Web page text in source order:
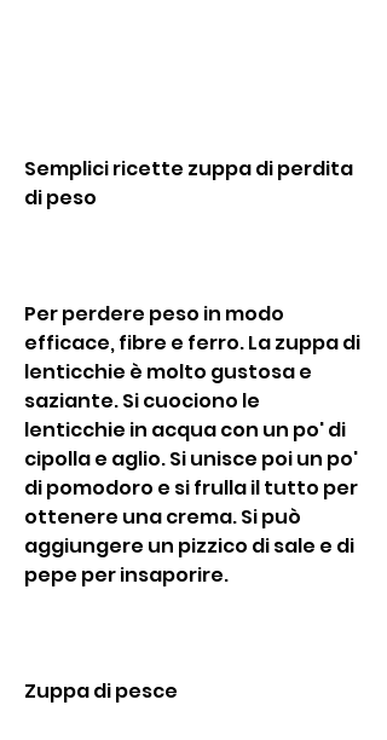
Semplici ricette zuppa di perdita
di peso
Per perdere peso in modo
efficace, fibre e ferro. La zuppa di
lenticchie è molto gustosa e
saziante. Si cuociono le
lenticchie in acqua con un po' di
cipolla e aglio. Si unisce poi un po'
di pomodoro e si frulla il tutto per
ottenere una crema. Si può
aggiungere un pizzico di sale e di
pepe per insaporire.
Zuppa di pesce